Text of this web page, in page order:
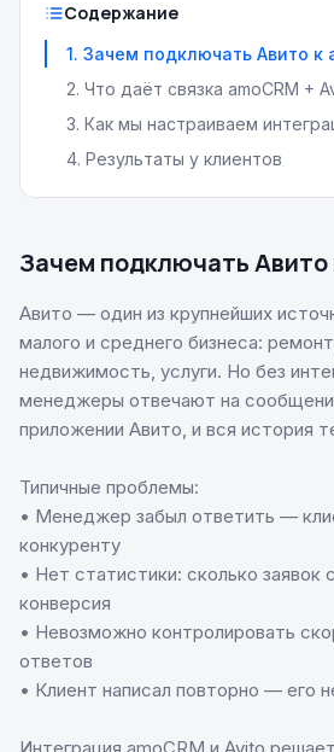
Содержание
1. Зачем подключать Авито к
2. Что даёт связка amoCRM +
3. Как мы настраиваем
4. Результаты у клиентов
Зачем подключать Авито
Авито — один из крупнейших
малого и среднего бизнеса:
недвижимость, услуги. Но без
менеджеры отвечают на
приложении Авито, и вся история
Типичные проблемы:
• Менеджер забыл ответить —
конкуренту
• Нет статистики: сколько заявок
конверсия
• Невозможно контролировать
ответов
• Клиент написал повторно — его